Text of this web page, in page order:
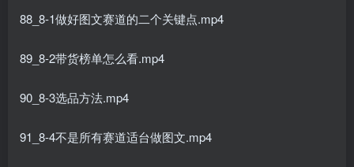
88_8-1做好图文赛道的二个关键点.mp4
89_8-2带货榜单怎么看.mp4
90_8-3选品方法.mp4
91_8-4不是所有赛道适台做图文.mp4